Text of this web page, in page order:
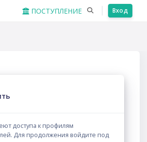
ПОСТУПЛЕНИЕ Вход
доступа к профилям
Для продолжения войдите под